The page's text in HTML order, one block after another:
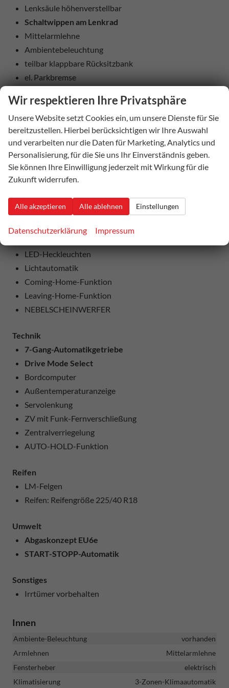
Lenksäule höhenverstellbar
Schaltwippen am Lenkrad
Mittelarmlehne
Ambientebeleuchtung
teilbar klappbare Rücksitzbank
el. Parkbremse
Aussenausstattung
5-trg.
el. Fensterheber vorne + hinten
Dachreling schwarz
abgedunkelte Heckscheiben
el. heranklappbare und beheizbare Außenspiegel
Regensensor
Licht und Sicht
LED-Heckleuchten
Lichtautomatik
Coming-Home-Funktion
Leaving-Home-Funktion
NEBELSCHEINWERFER
Technik
7-Gang-Automatikgetriebe
Drive Mode Select
Bordcomputer
Außentemperaturanzeige
Servolenkung
ZV mit Funk-Fernverschließung
Zentralverriegelung
AUTO-HOLD-Funktion
Reifen
LM-Felgen
Reifen: Reifengröße 225/40 R18
Umwelt
Abgaskonzept EU6e
START-STOPP-Automatik
Sonstiges
Irrtümer vorbehalten
Innen
Ambiente-Beleuchtung
vorhanden
Armlehnen
Mittelarmlehne
Fensterheber
elektrisch
Klimatisierung
3-Zonen-Klimaautomatik
Wir respektieren Ihre Privatsphäre
Unsere Website setzt Cookies ein, um unsere Dienste für Sie
bereitzustellen. Hierbei berücksichtigen wir Ihre Auswahl
und verarbeiten nur die Daten für Marketing, Analytics und
Personalisierung, für die Sie uns Ihr Einverständnis geben.
Sie können Ihre Einwilligung jederzeit mit Wirkung für die
Zukunft widerrufen.
Alle akzeptieren Alle ablehnen Einstellungen
Datenschutzerklärung Impressum